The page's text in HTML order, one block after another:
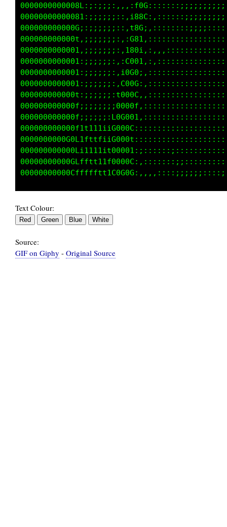
0000000000000000000000000:
0000000000000000000000008; ,,,,,,,,,,,
0000000000000000000000008f..,,,,,,,,,.
00000000000000000000000GG0C:.....
00000000000000000000000GGG0t.. ...
Text Colour:
Source:
GIF on Giphy - Original Source